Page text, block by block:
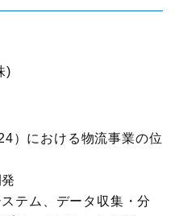
)
）における物流事業の位
テム、データ収集・分